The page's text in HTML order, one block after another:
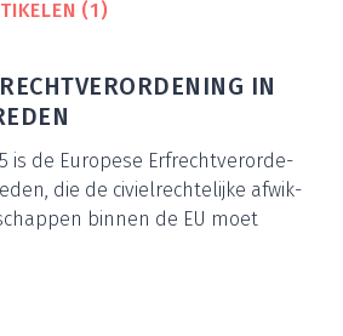
(1)
IN
is de Euro­pe­se Erf­recht­ver­or­de­
die de civiel­rech­te­lij­ke afwik­
bin­nen de EU moet